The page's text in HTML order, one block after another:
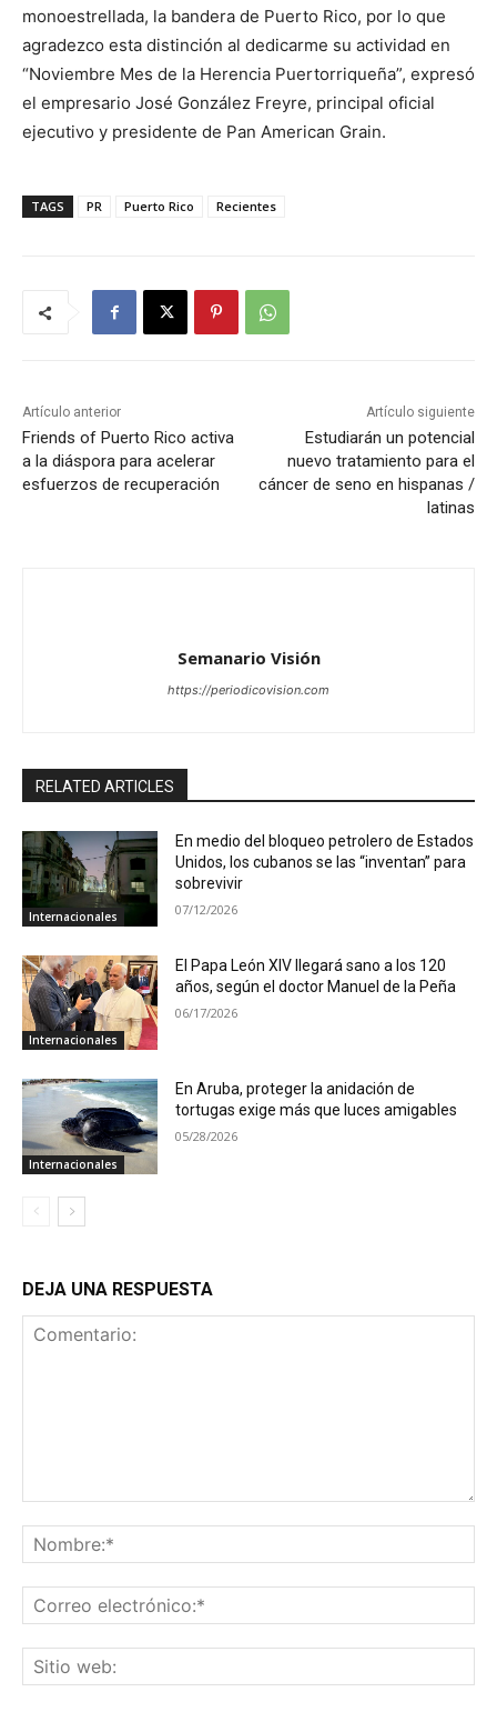
monoestrellada, la bandera de Puerto Rico, por lo que
agradezco esta distinción al dedicarme su actividad en
“Noviembre Mes de la Herencia Puertorriqueña”, expresó
el empresario José González Freyre, principal oficial
ejecutivo y presidente de Pan American Grain.
TAGS PR Puerto Rico Recientes
Artículo anterior
Friends of Puerto Rico activa
a la diáspora para acelerar
esfuerzos de recuperación
Artículo siguiente
Estudiarán un potencial
nuevo tratamiento para el
cáncer de seno en hispanas /
latinas
Semanario Visión
https://periodicovision.com
RELATED ARTICLES
Internacionales
En medio del bloqueo petrolero de Estados
Unidos, los cubanos se las “inventan” para
sobrevivir
07/12/2026
Internacionales
El Papa León XIV llegará sano a los 120
años, según el doctor Manuel de la Peña
06/17/2026
Internacionales
En Aruba, proteger la anidación de
tortugas exige más que luces amigables
05/28/2026
DEJA UNA RESPUESTA